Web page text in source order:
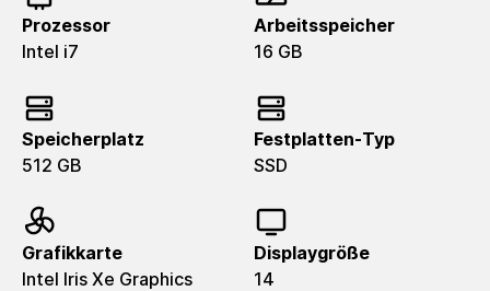
Prozessor
Intel i7
Arbeitsspeicher
16 GB
Speicherplatz
512 GB
Festplatten-Typ
SSD
Grafikkarte
Intel Iris Xe Graphics
Displaygröße
14